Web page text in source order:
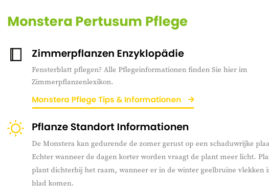
Monstera Pertusum Pflege
Zimmerpflanzen Enzyklopädie
Fensterblatt pflegen? Alle Pflegeinformationen finden Sie hier im
Zimmerpflanzenlexikon.
Monstera Pflege Tips & Informationen
Pflanze Standort Informationen
De Monstera kan gedurende de zomer gerust op een schaduwrijke
Echter wanneer de dagen korter worden vraagt de plant meer licht.
plant dichterbij het raam, wanneer er in de winter geelbruine vlekken
blad komen.